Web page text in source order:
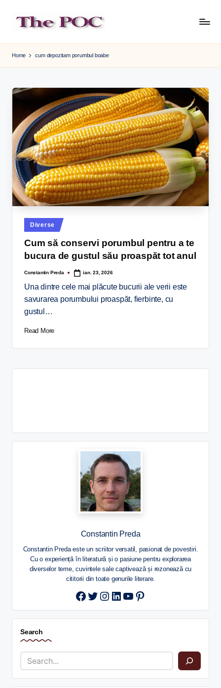
content
Home cum depozitam porumbul boabe
Diverse
Cum să conservi porumbul pentru a te
bucura de gustul său proaspăt tot anul
Constantin Preda ian. 23, 2026
Una dintre cele mai plăcute bucurii ale verii este
savurarea porumbului proaspăt, fierbinte, cu
gustul…
Read More
Constantin Preda
Constantin Preda este un scriitor versatil, pasionat de povestiri.
Cu o experiență în literatură și o pasiune pentru explorarea
diverselor teme, cuvintele sale captivează și rezonează cu
cititorii din toate genurile literare.
Twitter
Instagram
LinkedIn
YouTube
Pinterest
Search